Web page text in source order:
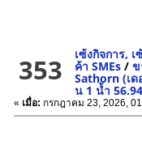
353 เซ้งกิจการ,
ค้า SMEs /ข
Sathorn (เด
น 1 น้ำ
« เมื่อ: กรกฎาคม 23, 2026,